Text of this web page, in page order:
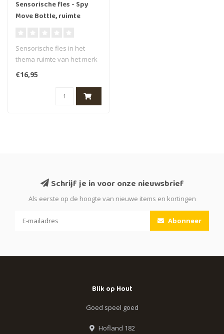
Sensorische fles - Spy
Move Bottle, ruimte
Sensorische fles in het
thema ruimte van het merk
Petit Boum. Deze speciale
Move..
€16,95
Schrijf je in voor onze nieuwsbrief
Als eerste op de hoogte van nieuwe items en kortingen
Abonneer
Blik op Hout
Goed speel goed
Hofland 182